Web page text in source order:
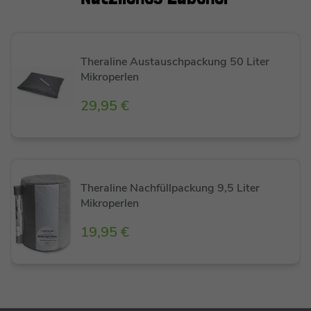
Das Nachfüllset sowie Hinweise zum
Auffüllen Eures Kissens findet Ihr hier:
Theraline Austauschpackung 50 Liter
Mikroperlen
29,95 €
Theraline Nachfüllpackung 9,5 Liter
Mikroperlen
19,95 €